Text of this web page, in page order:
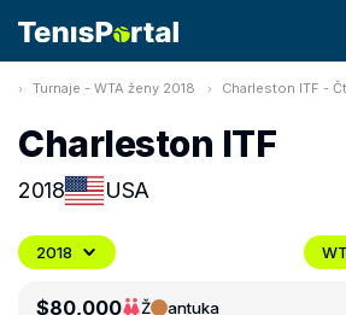
Turnaje - WTA ženy 2018 Charleston ITF -
Charleston ITF
2018 USA
2018
$80,000 Ž antuka